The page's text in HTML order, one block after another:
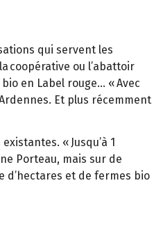
qui servent les
coopérative ou l’abattoir
en Label rouge… « Avec
Et plus récemment
« Jusqu’à 1
Porteau, mais sur de
d’hectares et de fermes bio